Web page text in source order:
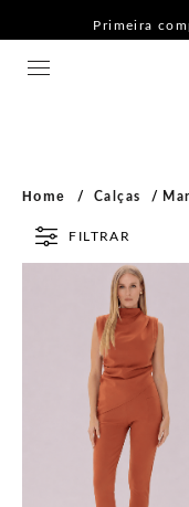
Primeira
Home Calças
FILTRAR